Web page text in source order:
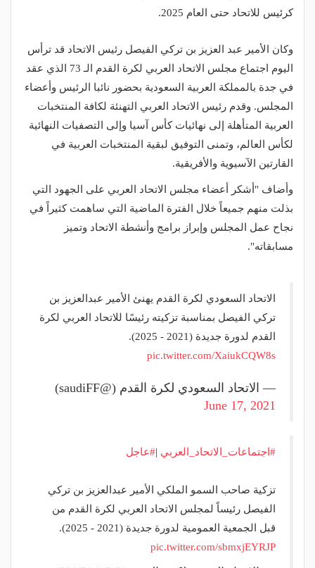
كرئيس للاتحاد حتى العام 2025.
وكان الأمير عبد العزيز بن تركي الفيصل رئيس الاتحاد قد ترأس
اليوم اجتماع مجلس الاتحاد العربي لكرة القدم الـ 73 الذي عقد
في جدة بالمملكة العربية السعودية بحضور نائبا الرئيس وأعضاء
المجلس. وقدم رئيس الاتحاد العربي التهنئة لكافة المنتخبات
العربية المتأهلة إلى نهائيات كأس آسيا وإلى التصفيات النهائية
لكأس العالم، وتمنى التوفيق لبقية المنتخبات العربية في
القارتين الآسيوية والأفريقية.
وأضاف "أشكر أعضاء مجلس الاتحاد العربي على الجهود التي
بذلت منهم جميعاً خلال الفترة الماضية التي ساهمت كثيراً في
نجاح عمل المجلس وإبراز برامج وأنشطة الاتحاد وتميز
مسابقاته".
الاتحاد السعودي لكرة القدم يهنئ الأمير عبدالعزيز بن
تركي الفيصل بمناسبة تزكيته رئيسًا للاتحاد العربي لكرة
القدم لدورة جديدة (2021 - 2025).
pic.twitter.com/XaiukCQW8s
— الاتحاد السعودي لكرة القدم (@saudiFF)
June 17, 2021
#اجتماعات_الاتحاد_العربي |#عاجل
تزكية صاحب السمو الملكي الأمير عبدالعزيز بن تركي
الفيصل رئيساً لمجلس الاتحاد العربي لكرة القدم من
قبل الجمعية العمومية لدورة جديدة (2021 - 2025).
pic.twitter.com/sbmxjEYRJP